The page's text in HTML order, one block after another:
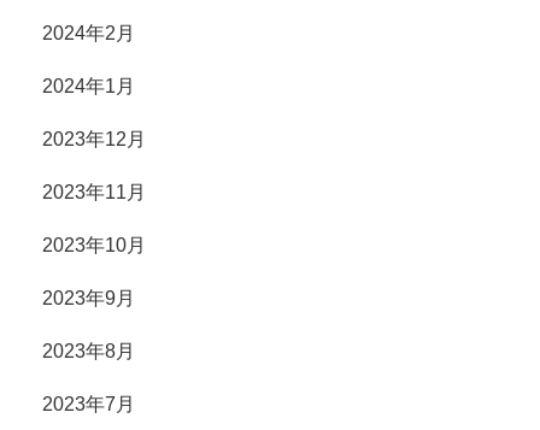
2024年2月
2024年1月
2023年12月
2023年11月
2023年10月
2023年9月
2023年8月
2023年7月